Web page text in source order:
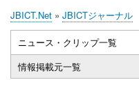
ン
ゲ
JBICT.Net
JBICTジャーナル
調査
JBICTアップデート
現
在
位
置
JBICT.Net JBICTジャーナル
Primary
tabs
ニュース・クリップ一覧
ク
テ
情報掲載元一覧